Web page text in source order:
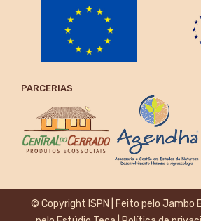
PARCERIAS
© Copyright ISPN | Feito pelo Jambo